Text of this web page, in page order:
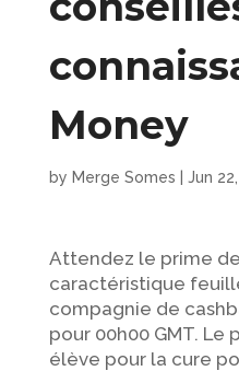
Money
by Merge Somes Jun
Attendez le prime
caractéristique
compagnie de
pour 00h00 GMT. Le
élève pour la cure